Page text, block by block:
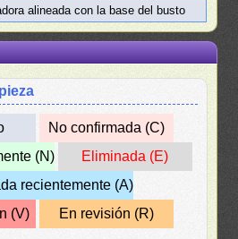
alineada con la base del busto
No confirmada (C)
(N)
Eliminada (E)
recientemente (A)
(V)
En revisión (R)